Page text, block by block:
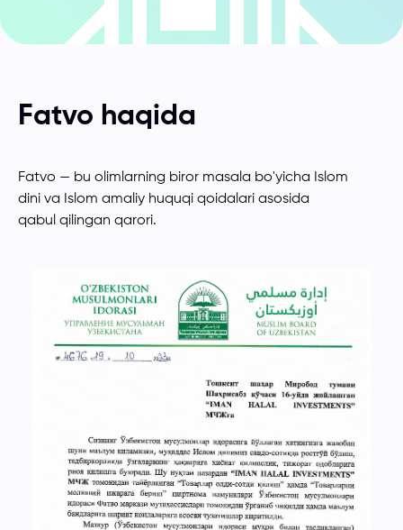
Fatvo haqida
Fatvo — bu olimlarning biror masala bo'yicha Islom
dini va Islom amaliy huquqi qoidalari asosida
qabul qilingan qarori.